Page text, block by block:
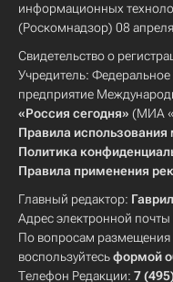
информационных
(Роскомнадзор) 08
Свидетельство о
Учредитель: Федеральное
предприятие
«Россия сегодня» (МИА
Правила использования
Политика
Правила применения
Главный редактор:
Адрес электронной почты
По вопросам
воспользуйтесьформой
Телефон Редакции: 7